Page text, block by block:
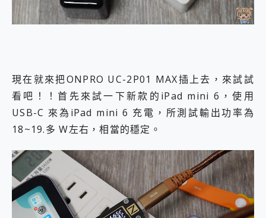
現在就來把ONPRO UC-2P01 MAX插上去，來試試
看吧！！首先來試一下新款的iPad mini 6，使用
USB-C 來為iPad mini 6 充電，所測試輸出功率為
18~19.多 W左右，相當的穩定。